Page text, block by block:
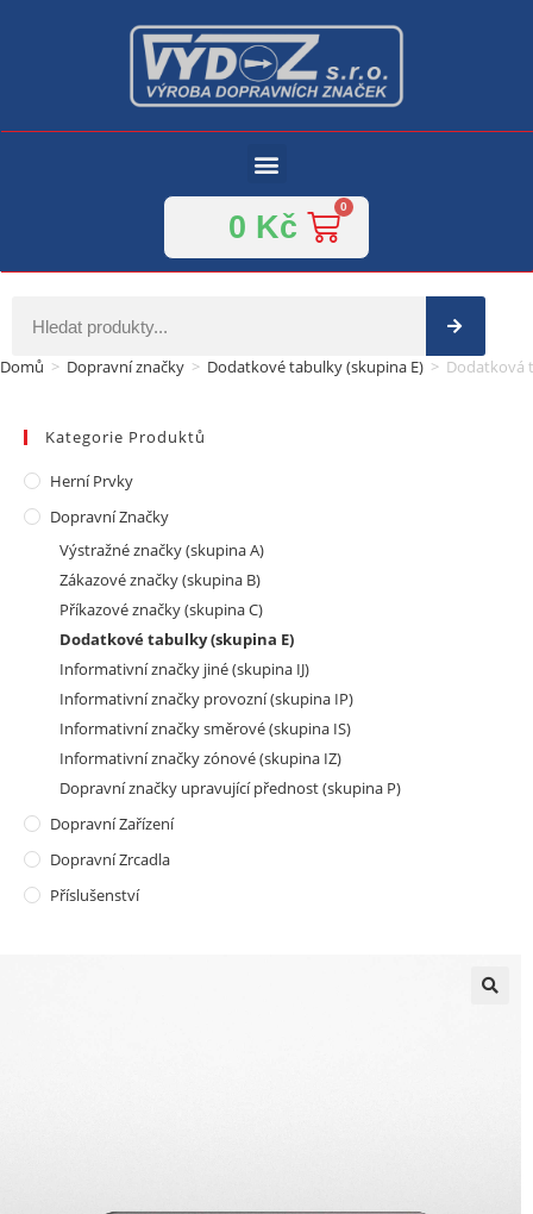
0 Kč
Domů > Dopravní značky > Dodatkové tabulky (skupina E) > Dodatková
Kategorie Produktů
Herní Prvky
Dopravní Značky
Výstražné značky (skupina A)
Zákazové značky (skupina B)
Příkazové značky (skupina C)
Dodatkové tabulky (skupina E)
Informativní značky jiné (skupina IJ)
Informativní značky provozní (skupina IP)
Informativní značky směrové (skupina IS)
Informativní značky zónové (skupina IZ)
Dopravní značky upravující přednost (skupina P)
Dopravní Zařízení
Dopravní Zrcadla
Příslušenství